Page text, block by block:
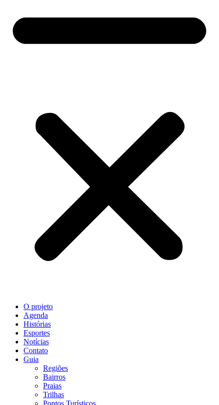
O projeto
Agenda
Histórias
Esportes
Notícias
Contato
Guia
Regiões
Bairros
Praias
Trilhas
Pontos Turísticos